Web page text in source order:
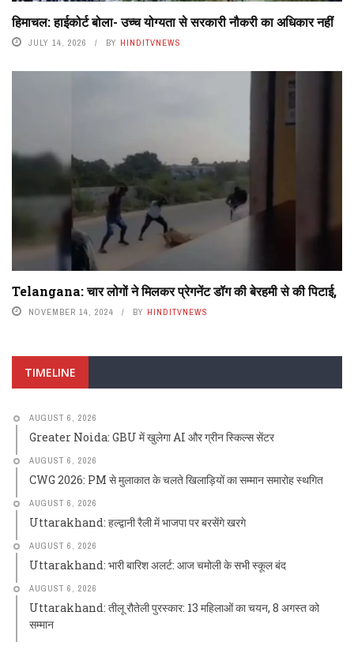
हिमाचल: हाईकोर्ट बोला- उच्च योग्यता से सरकारी नौकरी का अधिकार नहीं
JULY 14, 2026 BY HINDITVNEWS
Telangana: चार लोगों ने मिलकर प्रेगनेंट डॉग की बेरहमी से की पिटाई,
NOVEMBER 14, 2024 BY HINDITVNEWS
TIMELINE
AUGUST 6, 2026
Greater Noida: GBU में खुलेगा AI और ग्रीन स्किल्स सेंटर
AUGUST 6, 2026
CWG 2026: PM से मुलाकात के चलते खिलाड़ियों का सम्मान समारोह स्थगित
AUGUST 6, 2026
Uttarakhand: हल्द्वानी रैली में भाजपा पर बरसेंगे खरगे
AUGUST 6, 2026
Uttarakhand: भारी बारिश अलर्ट: आज चमोली के सभी स्कूल बंद
AUGUST 6, 2026
Uttarakhand: तीलू रौतेली पुरस्कार: 13 महिलाओं का चयन, 8 अगस्त को
सम्मान